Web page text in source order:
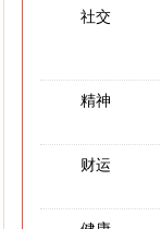
社交
精神
财运